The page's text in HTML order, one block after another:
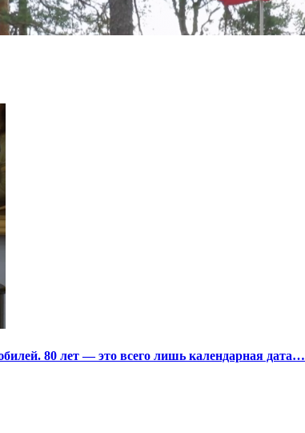
80 лет — это всего лишь календарная дата…